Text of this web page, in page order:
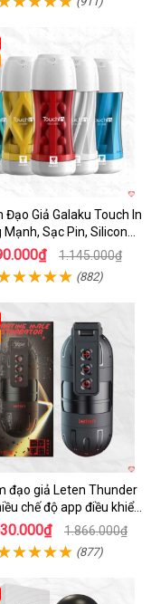
Đạo Giả Galaku Touch In
Mạnh, Sạc Pin, Silicon
Mềm1.145.000₫
(882)
đạo giả Leten Thunder
chế độ app điều khiển
tiện lợi1.866.000₫
(877)